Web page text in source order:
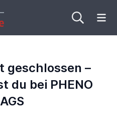
geschlossen –
du bei PHENO